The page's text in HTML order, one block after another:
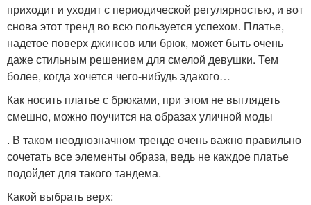
приходит и уходит с периодической регулярностью, и вот
снова этот тренд во всю пользуется успехом. Платье,
надетое поверх джинсов или брюк, может быть очень
даже стильным решением для смелой девушки. Тем
более, когда хочется чего-нибудь эдакого…
Как носить платье с брюками, при этом не выглядеть
смешно, можно поучится на образах уличной моды
. В таком неоднозначном тренде очень важно правильно
сочетать все элементы образа, ведь не каждое платье
подойдет для такого тандема.
Какой выбрать верх: